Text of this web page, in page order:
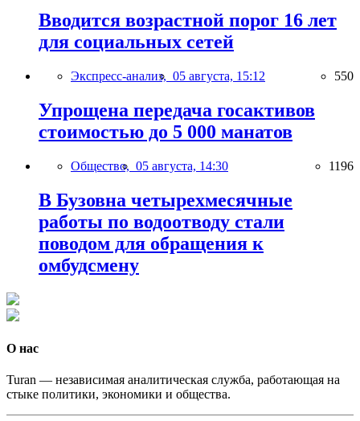
Вводится возрастной порог 16 лет
для социальных сетей
Экспресс-анализ, 05 августа, 15:12 550
Упрощена передача госактивов
стоимостью до 5 000 манатов
Общество, 05 августа, 14:30 1196
В Бузовна четырехмесячные
работы по водоотводу стали
поводом для обращения к
омбудсмену
О нас
Turan — независимая аналитическая служба, работающая на
стыке политики, экономики и общества.